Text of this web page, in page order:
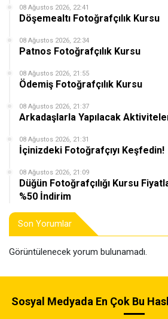
08 Ağustos 2026, 22:41
Döşemealtı Fotoğrafçılık Kursu
08 Ağustos 2026, 22:34
Patnos Fotoğrafçılık Kursu
08 Ağustos 2026, 21:55
Ödemiş Fotoğrafçılık Kursu
08 Ağustos 2026, 21:37
Arkadaşlarla Yapılacak
08 Ağustos 2026, 21:31
İçinizdeki Fotoğrafçıyı Keşfedin!
08 Ağustos 2026, 21:09
Düğün Fotoğrafçılığı Kursu
%50 İndirim
Son Yorumlar
Görüntülenecek yorum bulunamadı.
Sosyal Medyada En Çok Bu